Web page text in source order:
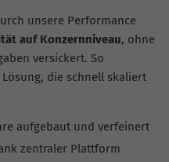
unsere Performance
auf Konzernniveau, ohne
versickert. So
die schnell skaliert
aufgebaut und verfeinert
zentraler Plattform